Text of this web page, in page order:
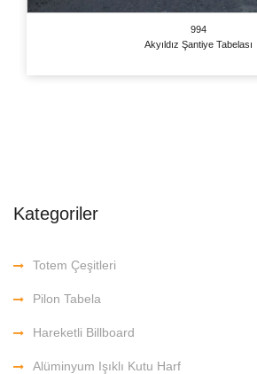
994
Akyıldız Şantiye Tabelası
Kategoriler
Totem Çeşitleri
Pilon Tabela
Hareketli Billboard
Alüminyum Işıklı Kutu Harf